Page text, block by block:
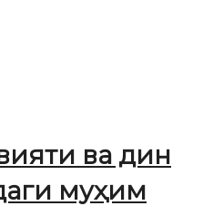
ва дин
муҳим